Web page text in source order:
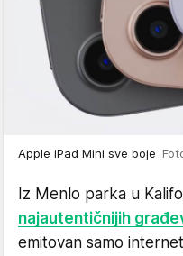
Apple iPad Mini sve boje
Iz Menlo parka u
najautentičnijih
emitovan samo internet